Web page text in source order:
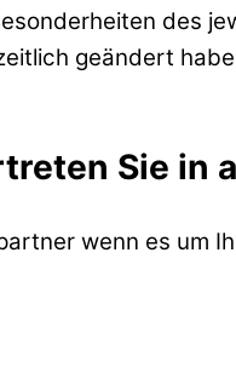
des
geändert
Sie in
wenn es um